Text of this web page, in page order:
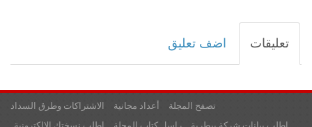
تعليقات اضف تعليق
الاشتراكات وطرق السداد أعداد مجانية
تصفح المجلة